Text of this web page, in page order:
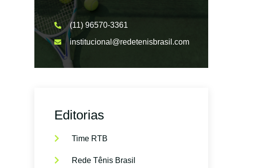
(11) 96570-3361
institucional@redetenisbrasil.com
Editorias
Time RTB
Rede Tênis Brasil